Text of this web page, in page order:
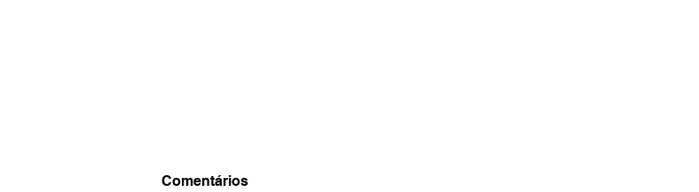
Comentários